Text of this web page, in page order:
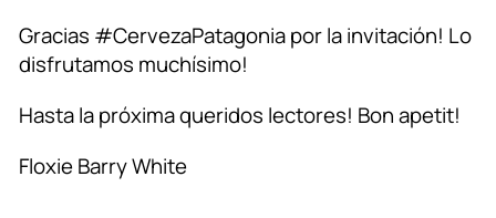
Gracias #CervezaPatagonia por la invitación! Lo
disfrutamos muchísimo!
Hasta la próxima queridos lectores! Bon apetit!
Floxie Barry White